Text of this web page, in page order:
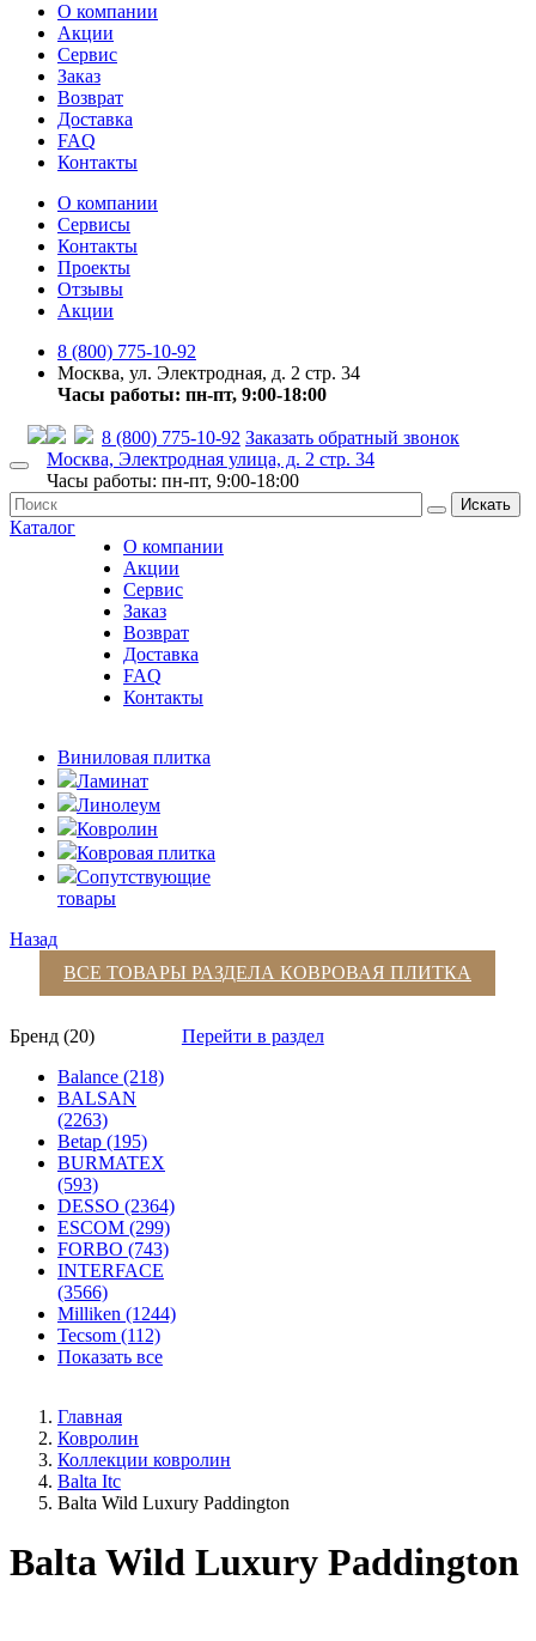
О компании
Акции
Сервис
Заказ
Возврат
Доставка
FAQ
Контакты
О компании
Сервисы
Контакты
Проекты
Отзывы
Акции
8 (800) 775-10-92
Москва, ул. Электродная, д. 2 стр. 34
Часы работы: пн-пт, 9:00-18:00
8 (800) 775-10-92 Заказать обратный звонок
Москва, Электродная улица, д. 2 стр. 34
Часы работы: пн-пт, 9:00-18:00
Искать
Каталог
О компании
Акции
Сервис
Заказ
Возврат
Доставка
FAQ
Контакты
Виниловая плитка
Ламинат
Линолеум
Ковролин
Ковровая плитка
Сопутствующие
товары
Назад
ВСЕ ТОВАРЫ РАЗДЕЛА КОВРОВАЯ ПЛИТКА
Бренд (20)
Balance (218)
BALSAN
(2263)
Betap (195)
BURMATEX
(593)
DESSO (2364)
ESCOM (299)
FORBO (743)
INTERFACE
(3566)
Milliken (1244)
Tecsom (112)
Показать все
Перейти в раздел
Главная
Ковролин
Коллекции ковролин
Balta Itc
Balta Wild Luxury Paddington
Balta Wild Luxury Paddington